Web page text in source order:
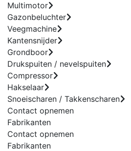
Multimotor
Gazonbeluchter
Veegmachine
Kantensnijder
Grondboor
Drukspuiten / nevelspuiten
Compressor
Hakselaar
Snoeischaren / Takkenscharen
Contact opnemen
Fabrikanten
Contact opnemen
Fabrikanten